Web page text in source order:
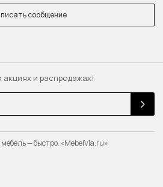
и распродажах!
сообщение
— быстро. «MebelVia.ru»